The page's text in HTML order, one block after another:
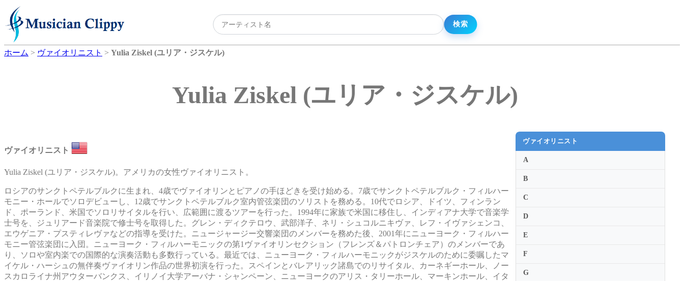
ホーム > ヴァイオリニスト > Yulia Ziskel (ユリア・ジスケル)
Yulia Ziskel (ユリア・ジスケル)
ヴァイオリニスト
Yulia Ziskel (ユリア・ジスケル)。アメリカの女性ヴァイオリニスト。
ロシアのサンクトペテルブルクに生まれ、4歳でヴァイオリンとピアノの手ほどきを受け始める。7歳でサンクトペテルブルク・フィルハー
モニー・ホールでソロデビューし、12歳でサンクトペテルブルク室内管弦楽団のソリストを務める。10代でロシア、ドイツ、フィンラン
ド、ポーランド、米国でソロリサイタルを行い、広範囲に渡るツアーを行った。1994年に家族で米国に移住し、インディアナ大学で音楽学
士号を、ジュリアード音楽院で修士号を取得した。グレン・ディクテロウ、武部洋子、ネリ・シュコルニキヴァ、レフ・イヴァシェンコ、
エウゲニア・プスティレヴァなどの指導を受けた。ニュージャージー交響楽団のメンバーを務めた後、2001年にニューヨーク・フィルハー
モニー管弦楽団に入団。ニューヨーク・フィルハーモニックの第1ヴァイオリンセクション（フレンズ＆パトロンチェア）のメンバーであ
り、ソロや室内楽での国際的な演奏活動も多数行っている。最近では、ニューヨーク・フィルハーモニックがジスケルのために委嘱したマ
イケル・ハーシュの無伴奏ヴァイオリン作品の世界初演を行った。スペインとバレアリック諸島でのリサイタル、カーネギーホール、ノー
スカロライナ州アウターバンクス、イリノイ大学アーバナ・シャンペーン、ニューヨークのアリス・タリーホール、マーキンホール、イタ
ヴァイオリニスト
A
B
C
D
E
F
G